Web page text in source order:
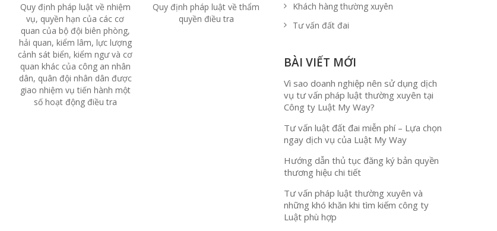
Quy định pháp luật về nhiệm
vụ, quyền hạn của các cơ
quan của bộ đội biên phòng,
hải quan, kiểm lâm, lực lượng
cảnh sát biển, kiểm ngư và cơ
quan khác của công an nhân
dân, quân đội nhân dân được
giao nhiệm vụ tiến hành một
số hoạt động điều tra
Quy định pháp luật về thẩm
quyền điều tra
Khách hàng thường xuyên
Tư vấn đất đai
BÀI VIẾT MỚI
Vì sao doanh nghiệp nên sử dụng dịch
vụ tư vấn pháp luật thường xuyên tại
Công ty Luật My Way?
Tư vấn luật đất đai miễn phí – Lựa chọn
ngay dịch vụ của Luật My Way
Hướng dẫn thủ tục đăng ký bản quyền
thương hiệu chi tiết
Tư vấn pháp luật thường xuyên và
những khó khăn khi tìm kiếm công ty
Luật phù hợp